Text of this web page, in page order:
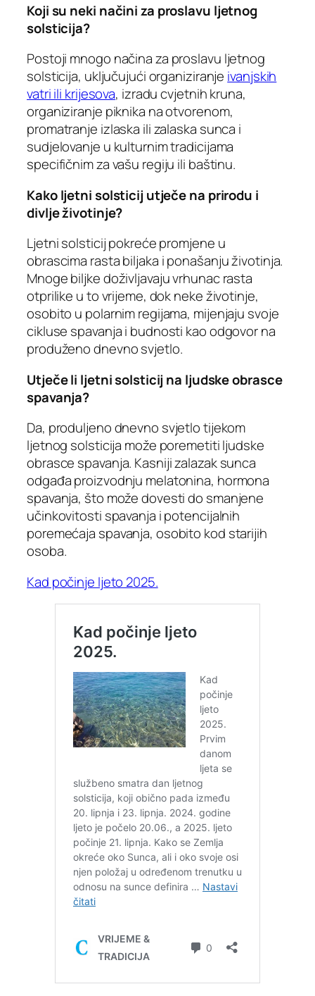
Koji su neki načini za proslavu ljetnog
solsticija?
Postoji mnogo načina za proslavu ljetnog
solsticija, uključujući organiziranje ivanjskih
vatri ili krijesova, izradu cvjetnih kruna,
organiziranje piknika na otvorenom,
promatranje izlaska ili zalaska sunca i
sudjelovanje u kulturnim tradicijama
specifičnim za vašu regiju ili baštinu.
Kako ljetni solsticij utječe na prirodu i
divlje životinje?
Ljetni solsticij pokreće promjene u
obrascima rasta biljaka i ponašanju životinja.
Mnoge biljke doživljavaju vrhunac rasta
otprilike u to vrijeme, dok neke životinje,
osobito u polarnim regijama, mijenjaju svoje
cikluse spavanja i budnosti kao odgovor na
produženo dnevno svjetlo.
Utječe li ljetni solsticij na ljudske obrasce
spavanja?
Da, produljeno dnevno svjetlo tijekom
ljetnog solsticija može poremetiti ljudske
obrasce spavanja. Kasniji zalazak sunca
odgađa proizvodnju melatonina, hormona
spavanja, što može dovesti do smanjene
učinkovitosti spavanja i potencijalnih
poremećaja spavanja, osobito kod starijih
osoba.
Kad počinje ljeto 2025.